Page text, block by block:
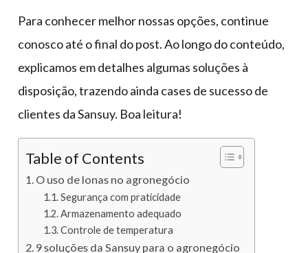
Para conhecer melhor nossas opções, continue
conosco até o final do post. Ao longo do conteúdo,
explicamos em detalhes algumas soluções à
disposição, trazendo ainda cases de sucesso de
clientes da Sansuy. Boa leitura!
Table of Contents
O uso de lonas no agronegócio
Segurança com praticidade
Armazenamento adequado
Controle de temperatura
9 soluções da Sansuy para o agronegócio